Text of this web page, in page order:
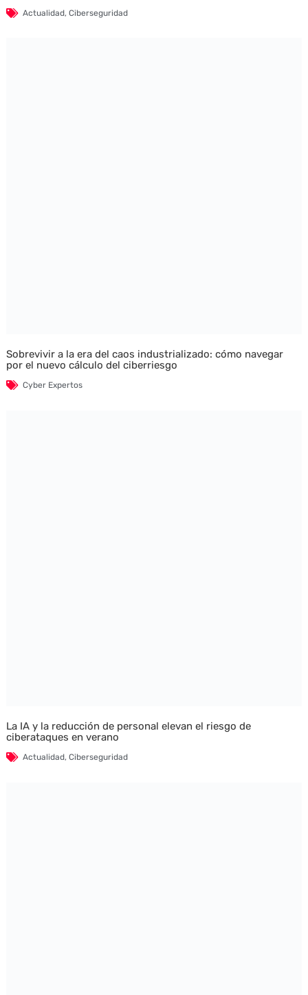
Actualidad, Ciberseguridad
Sobrevivir a la era del caos industrializado: cómo navegar
por el nuevo cálculo del ciberriesgo
Cyber Expertos
La IA y la reducción de personal elevan el riesgo de
ciberataques en verano
Actualidad, Ciberseguridad